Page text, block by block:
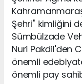
Şehri" kimliğini
Sümbülzade
Nuri Pakdil'den
önemli
önemli pay